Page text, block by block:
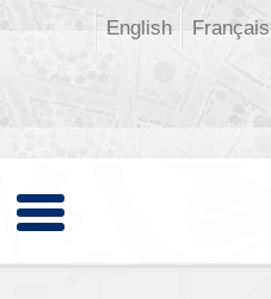
Français
English